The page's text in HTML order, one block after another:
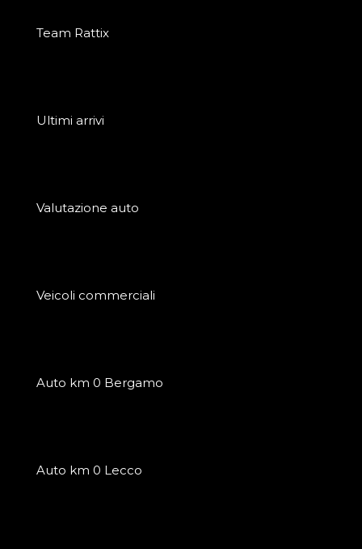
Team Rattix
Ultimi arrivi
Valutazione auto
Veicoli commerciali
Auto km 0 Bergamo
Auto km 0 Lecco